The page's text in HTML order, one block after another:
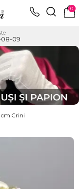
0
08-09
cm Crini